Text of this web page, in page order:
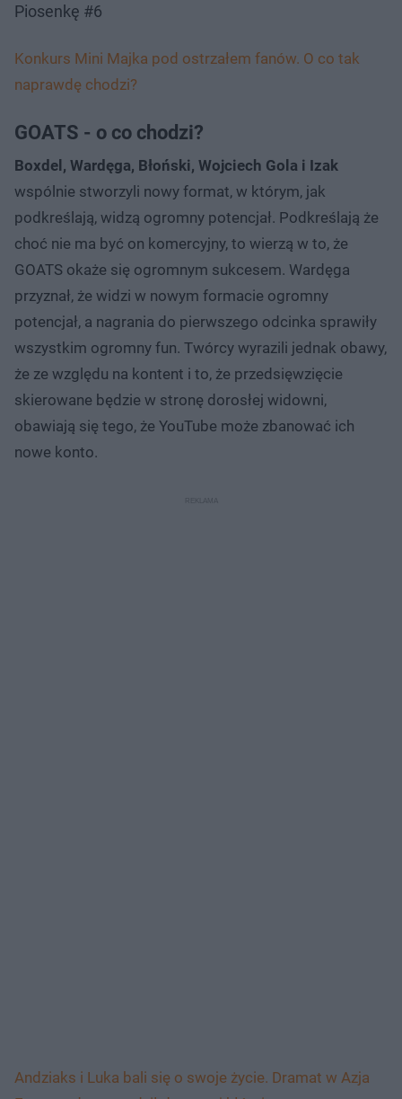
Piosenkę #6
Konkurs Mini Majka pod ostrzałem fanów. O co tak
naprawdę chodzi?
GOATS - o co chodzi?
Boxdel, Wardęga, Błoński, Wojciech Gola i Izak
wspólnie stworzyli nowy format, w którym, jak
podkreślają, widzą ogromny potencjał. Podkreślają że
choć nie ma być on komercyjny, to wierzą w to, że
GOATS okaże się ogromnym sukcesem. Wardęga
przyznał, że widzi w nowym formacie ogromny
potencjał, a nagrania do pierwszego odcinka sprawiły
wszystkim ogromny fun. Twórcy wyrazili jednak obawy,
że ze względu na kontent i to, że przedsięwzięcie
skierowane będzie w stronę dorosłej widowni,
obawiają się tego, że YouTube może zbanować ich
nowe konto.
Andziaks i Luka bali się o swoje życie. Dramat w Azja